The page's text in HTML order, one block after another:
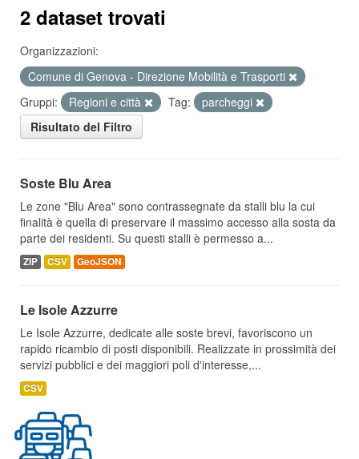
2 dataset trovati
Organizzazioni:
Comune di Genova - Direzione Mobilità e Trasporti
Gruppi:
Regioni e città Tag:
parcheggi
Risultato del Filtro
Soste Blu Area
Le zone "Blu Area" sono contrassegnate da stalli blu la cui
finalità è quella di preservare il massimo accesso alla sosta da
parte dei residenti. Su questi stalli è permesso a...
ZIP CSV GeoJSON
Le Isole Azzurre
Le Isole Azzurre, dedicate alle soste brevi, favoriscono un
rapido ricambio di posti disponibili. Realizzate in prossimità dei
servizi pubblici e dei maggiori poli d'interesse,...
CSV